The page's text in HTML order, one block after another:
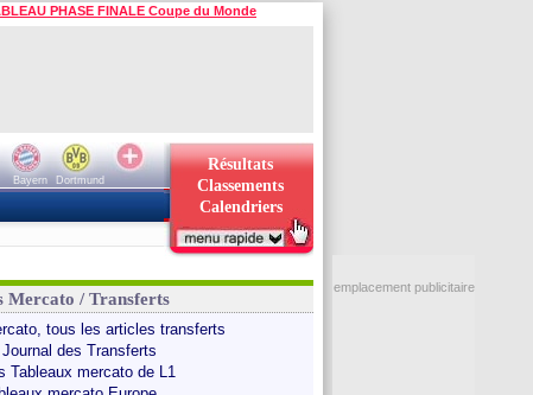
PHASE FINALE Coupe du Monde
Bayern
Dortmund
Résultats
Classements
Calendriers
Mercato / Transferts
tous les articles transferts
Journal des Transferts
Tableaux mercato de L1
emplacement publicitaire